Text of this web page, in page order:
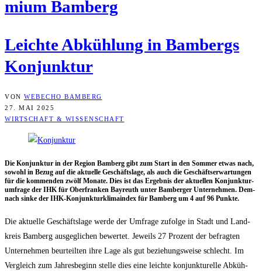
mi­um Bamberg
Leich­te Abküh­lung in Bam­bergs
Konjunktur
VON WEBECHO BAMBERG
27. MAI 2025
WIRTSCHAFT & WISSENSCHAFT
Die Kon­junk­tur in der Regi­on Bam­berg gibt zum Start in den Som­mer etwas nach,
sowohl in Bezug auf die aktu­el­le Geschäfts­la­ge, als auch die Geschäfts­er­war­tun­gen
für die kom­men­den zwölf Mona­te. Dies ist das Ergeb­nis der aktu­el­len Kon­junk­tur­
um­fra­ge der IHK für Ober­fran­ken Bay­reuth unter Bam­ber­ger Unter­neh­men. Dem­
nach sin­ke der IHK-Kon­junk­tur­kli­ma­in­dex für Bam­berg um 4 auf 96 Punkte.
Die aktu­el­le Geschäfts­la­ge wer­de der Umfra­ge zufol­ge in Stadt und Land­
kreis Bam­berg aus­ge­gli­chen bewer­tet. Jeweils 27 Pro­zent der befrag­ten
Unter­neh­men beur­teil­ten ihre Lage als gut bezie­hungs­wei­se schlecht. Im
Ver­gleich zum Jah­res­be­ginn stel­le dies eine leich­te kon­junk­tu­rel­le Abküh­